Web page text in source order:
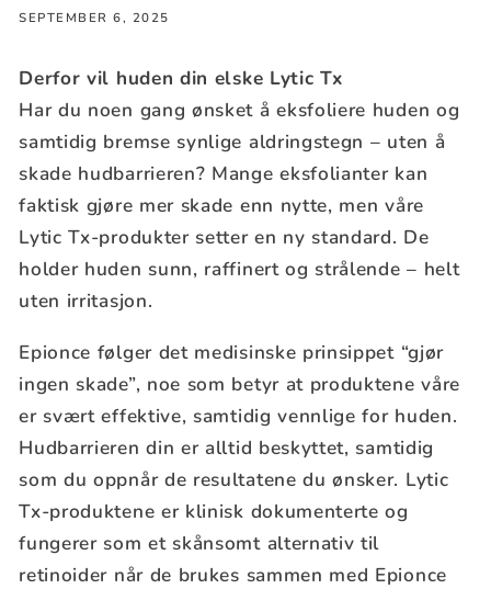
SEPTEMBER 6, 2025
Derfor vil huden din elske Lytic Tx
Har du noen gang ønsket å eksfoliere huden og
samtidig bremse synlige aldringstegn – uten å
skade hudbarrieren? Mange eksfolianter kan
faktisk gjøre mer skade enn nytte, men våre
Lytic Tx-produkter setter en ny standard. De
holder huden sunn, raffinert og strålende – helt
uten irritasjon.
Epionce følger det medisinske prinsippet “gjør
ingen skade”, noe som betyr at produktene våre
er svært effektive, samtidig vennlige for huden.
Hudbarrieren din er alltid beskyttet, samtidig
som du oppnår de resultatene du ønsker. Lytic
Tx-produktene er klinisk dokumenterte og
fungerer som et skånsomt alternativ til
retinoider når de brukes sammen med Epionce